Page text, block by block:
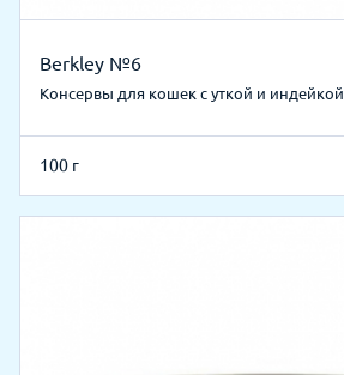
Berkley №6
Консервы для кошек с уткой и индейкой
100 г